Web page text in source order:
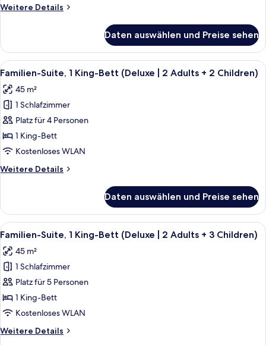
|
+
1
Child)
anzeigen
Weitere Details
Weitere
Suite,
1 King-
Bett
2
+
Child)
Daten auswählen und Preise sehen
Alle
Fotos
für
Familien-
Suite,
1 King-
Bett
|
+
2
Children)
anzeigen
Ein modernes Hotelzimmer mit Bett,
9
Familien-Suite, 1 King-Bett (Deluxe | 2 Adults + 2 Children)
45 m²
1 Schlafzimmer
Platz für 4 Personen
1 King-Bett
Kostenloses WLAN
Weitere Details
Weitere
Suite,
1 King-
Bett
2
+
2
Children)
Daten auswählen und Preise sehen
Alle
Fotos
für
Familien-
Suite,
1 King-
Bett
|
Ein modernes Hotelzimmer mit Bett,
9
Familien-Suite, 1 King-Bett (Deluxe | 2 Adults + 3 Children)
45 m²
1 Schlafzimmer
Platz für 5 Personen
1 King-Bett
Kostenloses WLAN
Weitere Details
Weitere